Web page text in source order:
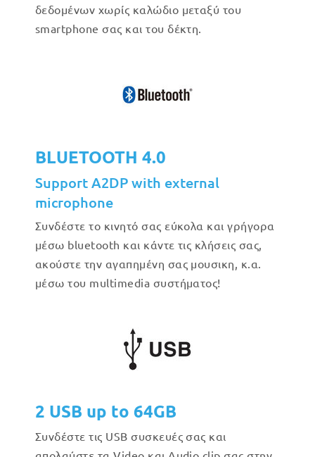
δεδομένων χωρίς καλώδιο μεταξύ του
smartphone σας και του δέκτη.
BLUETOOTH 4.0
Support A2DP with external
microphone
Συνδέστε το κινητό σας εύκολα και γρήγορα
μέσω bluetooth και κάντε τις κλήσεις σας,
ακούστε την αγαπημένη σας μουσικη, κ.α.
μέσω του multimedia συστήματος!
2 USB up to 64GB
Συνδέστε τις USB συσκευές σας και